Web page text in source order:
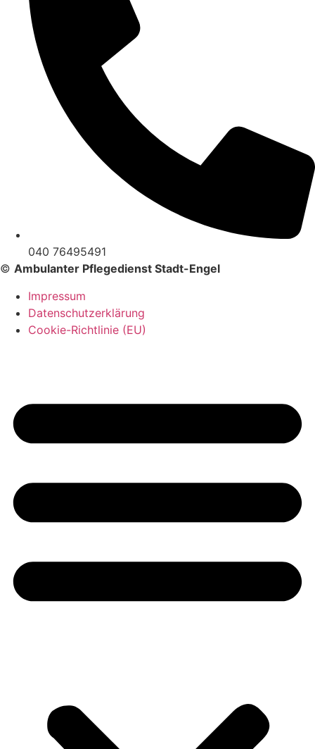
040 76495491
© Ambulanter Pflegedienst Stadt-Engel
Impressum
Datenschutzerklärung
Cookie-Richtlinie (EU)